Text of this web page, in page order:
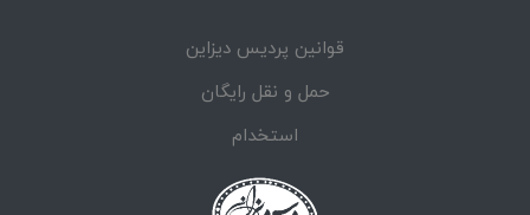
قوانین پردیس دیزاین
حمل و نقل رایگان
استخدام